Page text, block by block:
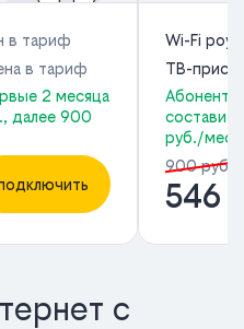
в тариф
в тариф
2 месяца
далее 900
Wi-Fi
ТВ-
составит
руб./мес.
900 руб/
546
с